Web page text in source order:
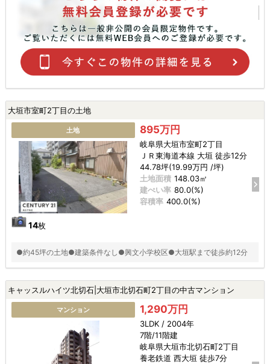
大垣市室町2丁目の土地
土地
14枚
895万円
岐阜県大垣市室町2丁目
ＪＲ東海道本線 大垣 徒歩12分
44.78坪(19.99万円 /坪)
土地面積 148.03㎡
建ぺい率 80.0(%)
容積率 400.0(%)
●約45坪の土地●建築条件なし●興文小学校区●大垣駅まで徒歩約12分
キャッスルハイツ北切石|大垣市北切石町2丁目の中古マンション
マンション 1,290万円
3LDK / 2004年
7階/11階建
岐阜県大垣市北切石町2丁目
養老鉄道 西大垣 徒歩7分